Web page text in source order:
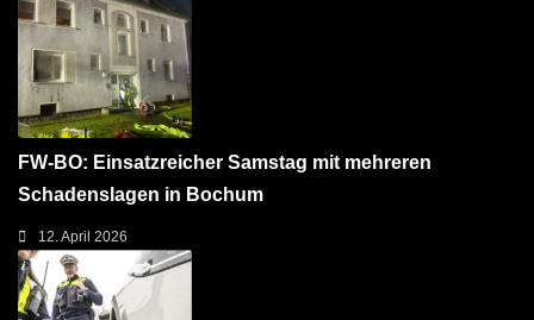
FW-BO: Einsatzreicher Samstag mit mehreren
Schadenslagen in Bochum
12. April 2026